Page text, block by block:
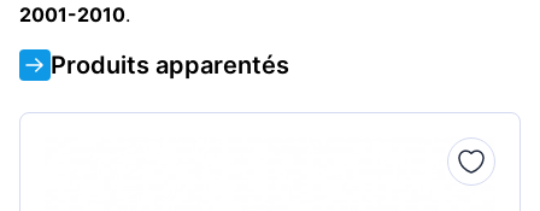
2001-2010.
Produits apparentés